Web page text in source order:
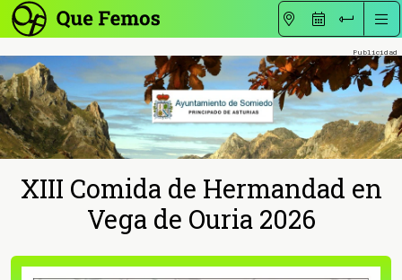
XIII Comida de Hermandad en
Vega de Ouria 2026